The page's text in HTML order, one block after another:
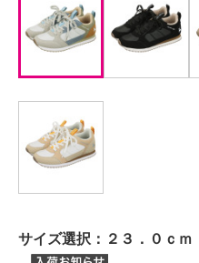
サイズ選択： ２３．０ｃｍ